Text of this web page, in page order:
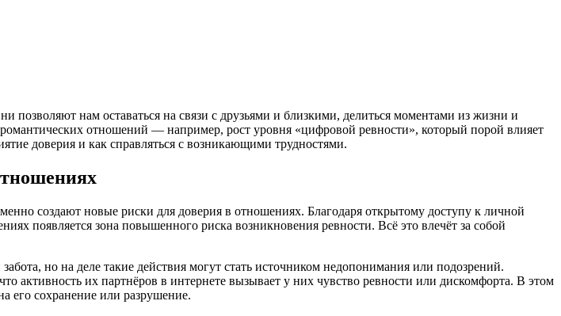
нам оставаться на связи с друзьями и близкими, делиться моментами из жизни и
отношений — например, рост уровня «цифровой ревности», который порой влияет
доверия и как справляться с возникающими трудностями.
создают новые риски для доверия в отношениях. Благодаря открытому доступу к личной
появляется зона повышенного риска возникновения ревности. Всё это влечёт за собой
но на деле такие действия могут стать источником недопонимания или подозрений.
активность их партнёров в интернете вызывает у них чувство ревности или дискомфорта. В этом
его сохранение или разрушение.